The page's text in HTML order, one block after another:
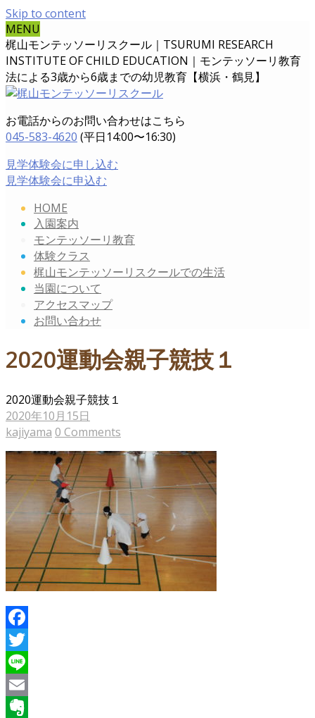
Skip to content
MENU
梶山モンテッソーリスクール｜TSURUMI RESEARCH
INSTITUTE OF CHILD EDUCATION｜ モンテッソーリ教育
法による3歳から6歳までの幼児教育【横浜・鶴見】
お電話からのお問い合わせはこちら
045-583-4620 (平日14:00〜16:30)
見学体験会に申し込む
見学体験会に申込む
HOME
入園案内
モンテッソーリ教育
体験クラス
梶山モンテッソーリスクールでの生活
当園について
アクセスマップ
お問い合わせ
2020運動会親子競技１
2020運動会親子競技１
2020年10月15日
kajiyama 0 Comments
Facebook
Twitter
Line
Email